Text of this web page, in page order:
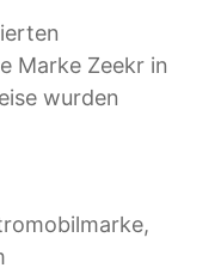
Marke Zeekr in
wurden